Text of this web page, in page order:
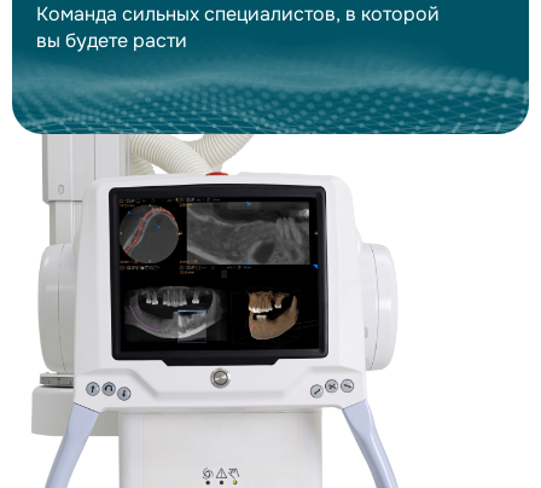
Команда сильных специалистов, в которой
вы будете расти